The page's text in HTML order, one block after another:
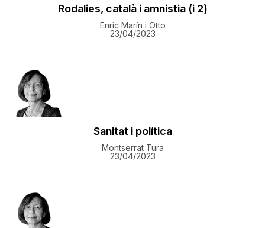
Rodalies, català i amnistia (i 2)
Enric Marín i Otto
23/04/2023
Sanitat i política
Montserrat Tura
23/04/2023